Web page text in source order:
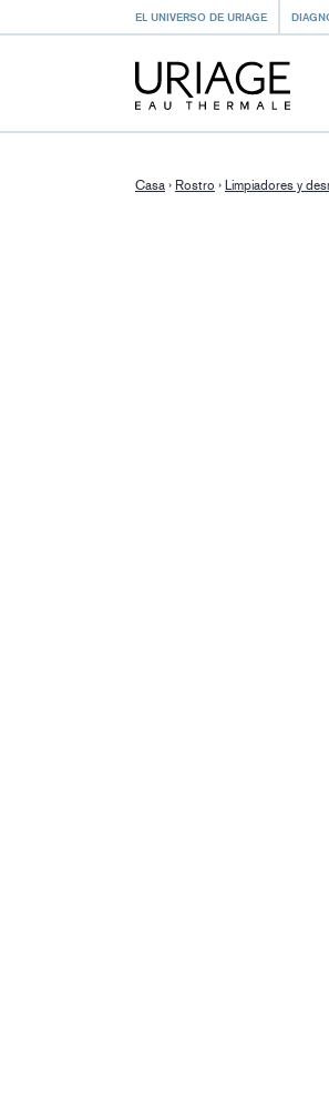
EL UNIVERSO DE URIAGE
Casa › Rostro › Limpiadores y